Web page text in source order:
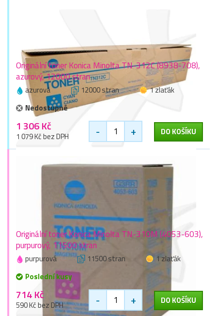
Originální toner Konica Minolta TN-312C (8938-708),
azurový, 12000 stran
azurová 12000 stran
1 zlaťák
Nedostupné
1 306 Kč
1 079 Kč bez DPH - + DO KOŠÍKU
Originální toner Konica Minolta TN-310M (4053-603),
purpurový, 11500 stran
purpurová 11500 stran
1 zlaťák
Poslední kusy
714 Kč
590 Kč bez DPH - + DO KOŠÍKU